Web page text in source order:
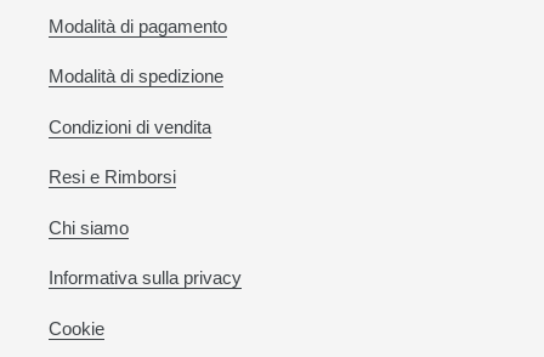
Modalità di pagamento
Modalità di spedizione
Condizioni di vendita
Resi e Rimborsi
Chi siamo
Informativa sulla privacy
Cookie